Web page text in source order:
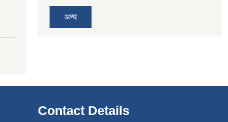
अन्य
Contact Details